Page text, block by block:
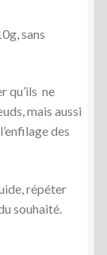
sans
qu’ils ne
mais aussi
des
répéter
souhaité.